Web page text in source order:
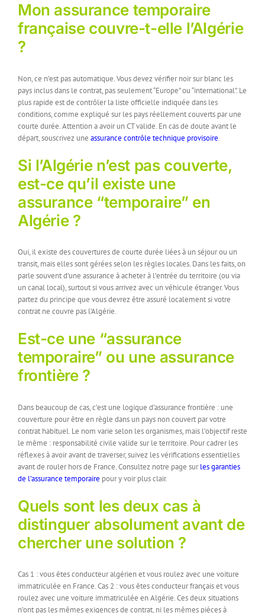
Mon assurance temporaire
française couvre-t-elle l’Algérie
?
Non, ce n’est pas automatique. Vous devez vérifier noir sur blanc les
pays inclus dans le contrat, pas seulement “Europe” ou “international”. Le
plus rapide est de contrôler la liste officielle indiquée dans les
conditions, comme expliqué sur les pays réellement couverts par une
courte durée. Attention a avoir un CT valide. En cas de doute avant le
départ, souscrivez une assurance contrôle technique provisoire.
Si l’Algérie n’est pas couverte,
est-ce qu’il existe une
assurance “temporaire” en
Algérie ?
Oui, il existe des couvertures de courte durée liées à un séjour ou un
transit, mais elles sont gérées selon les règles locales. Dans les faits, on
parle souvent d’une assurance à acheter à l’entrée du territoire (ou via
un canal local), surtout si vous arrivez avec un véhicule étranger. Vous
partez du principe que vous devrez être assuré localement si votre
contrat ne couvre pas l’Algérie.
Est-ce une “assurance
temporaire” ou une assurance
frontière ?
Dans beaucoup de cas, c’est une logique d’assurance frontière : une
couverture pour être en règle dans un pays non couvert par votre
contrat habituel. Le nom varie selon les organismes, mais l’objectif reste
le même : responsabilité civile valide sur le territoire. Pour cadrer les
réflexes à avoir avant de traverser, suivez les vérifications essentielles
avant de rouler hors de France. Consultez notre page surles garanties
de l’assurance temporaire pour y voir plus clair.
Quels sont les deux cas à
distinguer absolument avant de
chercher une solution ?
Cas 1 : vous êtes conducteur algérien et vous roulez avec une voiture
immatriculée en France. Cas 2 : vous êtes conducteur français et vous
roulez avec une voiture immatriculée en Algérie. Ces deux situations
n’ont pas les mêmes exigences de contrat, ni les mêmes pièces à